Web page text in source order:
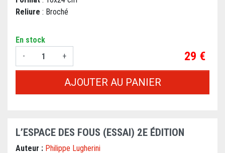
Reliure : Broché
En stock
-
+ Prix
29 €
AJOUTER AU PANIER
L’ESPACE DES FOUS (ESSAI) 2E ÉDITION
Auteur : Philippe Lugherini